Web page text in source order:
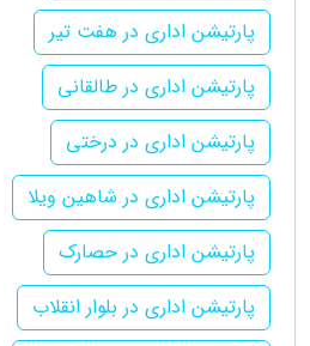
پارتیشن اداری در هفت تیر
پارتیشن اداری در طالقانی
پارتیشن اداری در درختی
پارتیشن اداری در شاهین ویلا
پارتیشن اداری در حصارک
پارتیشن اداری در بلوار انقلاب